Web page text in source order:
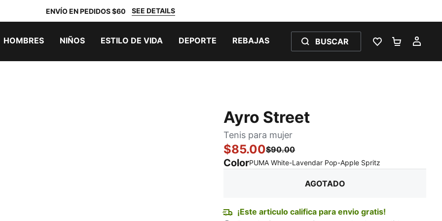
ENVÍO EN PEDIDOS $60 SEE DETAILS
HOMBRES NIÑOS ESTILO DE VIDA DEPORTE REBAJAS BUSCAR
LISTA DE
Ayro Street
Tenis para mujer
$85.00$90.00
ColorPUMA White-Lavendar Pop-Apple Spritz
AGOTADO
¡Este articulo califica para envio gratis!